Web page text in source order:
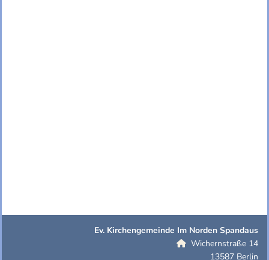
Ev. Kirchengemeinde Im Norden Spandaus
 Wichernstraße 14
13587 Berlin